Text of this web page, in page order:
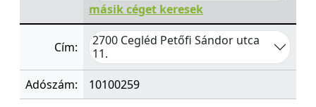
másik céget keresek
Cím:
2700 Cegléd Petőfi Sándor utca
11.
Adószám:
10100259